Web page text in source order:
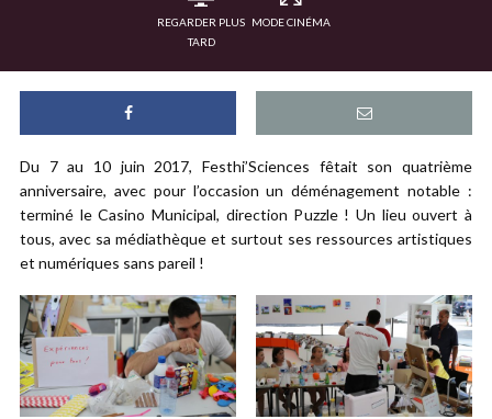
REGARDER PLUS
TARD
MODE CINÉMA
Du 7 au 10 juin 2017, Festhi’Sciences fêtait son quatrième
anniversaire, avec pour l’occasion un déménagement notable :
terminé le Casino Municipal, direction Puzzle ! Un lieu ouvert à
tous, avec sa médiathèque et surtout ses ressources artistiques
et numériques sans pareil !